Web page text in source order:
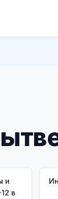
и
в